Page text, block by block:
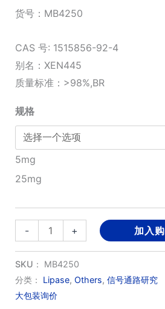
货号： MB4250
CAS 号: 1515856-92-4
别名：XEN445
质量标准：>98%,BR
规格
5mg
25mg
-
XEN445
数
量
+ 加入
SKU： MB4250
分类： Lipase, Others, 信号通路研究
大包装询价